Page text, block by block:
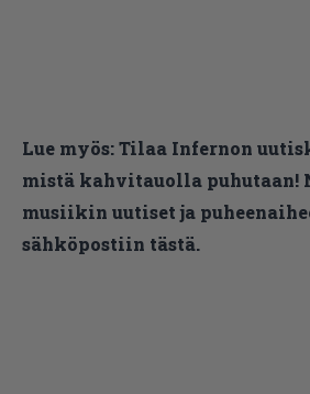
Lue myös:Tilaa Infernon
mistä kahvitauolla puhutaan!
musiikin uutiset ja
sähköpostiin tästä.